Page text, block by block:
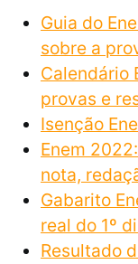
Guia do
sobre a
Calendário
provas e
Isenção
Enem
nota,
Gabarito
real do 1º
Resultado